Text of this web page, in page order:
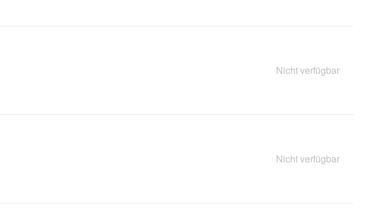
Nicht verfügbar
Nicht verfügbar